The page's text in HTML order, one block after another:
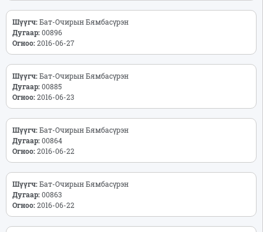
Шүүгч:Бат-Очирын Бямбасүрэн
Дугаар:00896
Огноо:2016-06-27
Шүүгч:Бат-Очирын Бямбасүрэн
Дугаар:00885
Огноо:2016-06-23
Шүүгч:Бат-Очирын Бямбасүрэн
Дугаар:00864
Огноо:2016-06-22
Шүүгч:Бат-Очирын Бямбасүрэн
Дугаар:00863
Огноо:2016-06-22